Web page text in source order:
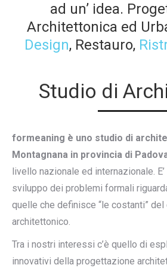
ad un’ idea.
Architettonica ed
Design, Restauro,
Studio di
formeaning è uno studio di
Montagnana in provincia di
livello nazionale ed internazionale.
sviluppo dei problemi formali
quelle che definisce “le costanti”
architettonico.
Tra i nostri interessi c’è quello di
innovativi della progettazione